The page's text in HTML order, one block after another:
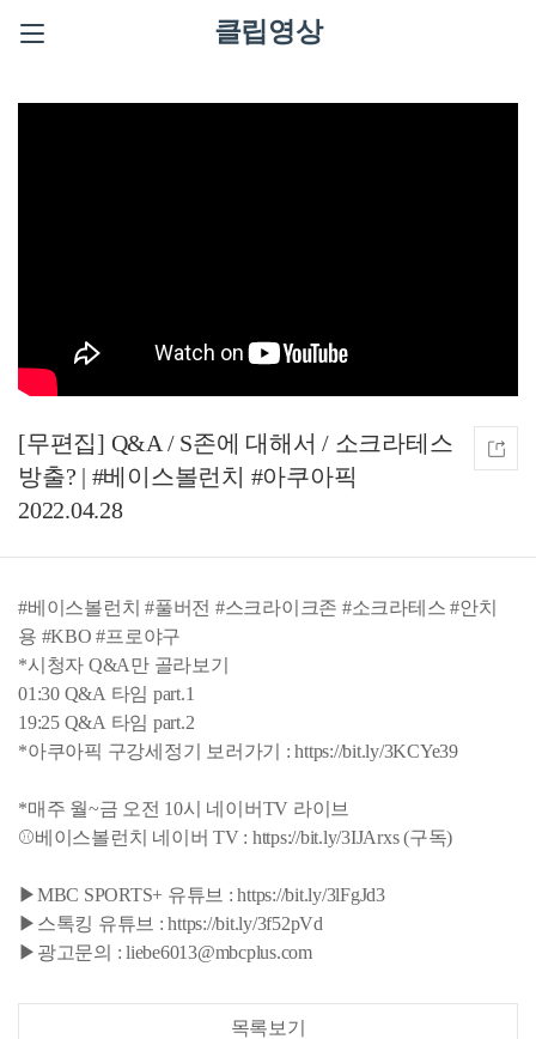
클립영상
[무편집] Q&A / S존에 대해서 / 소크라테스
방출? | #베이스볼런치 #아쿠아픽
2022.04.28
#베이스볼런치 #풀버전 #스크라이크존 #소크라테스 #안치
용 #KBO #프로야구
*시청자 Q&A만 골라보기
01:30 Q&A 타임 part.1
19:25 Q&A 타임 part.2
*아쿠아픽 구강세정기 보러가기 : https://bit.ly/3KCYe39
*매주 월~금 오전 10시 네이버TV 라이브
⚾베이스볼런치 네이버 TV : https://bit.ly/3IJArxs (구독)
▶MBC SPORTS+ 유튜브 : https://bit.ly/3lFgJd3
▶스톡킹 유튜브 : https://bit.ly/3f52pVd
▶광고문의 : liebe6013@mbcplus.com
목록보기